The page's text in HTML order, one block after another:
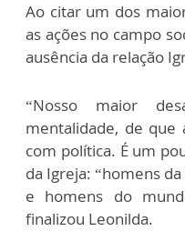
Ao citar um dos
as ações no campo
ausência da relação
“Nosso maior
mentalidade, de que
com política. É um
da Igreja: “homens
e homens do
finalizou Leonilda.